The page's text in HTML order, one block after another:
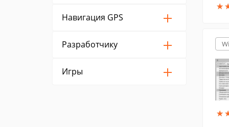
Навигация GPS
Разработчику
Игры
★
★
★
★